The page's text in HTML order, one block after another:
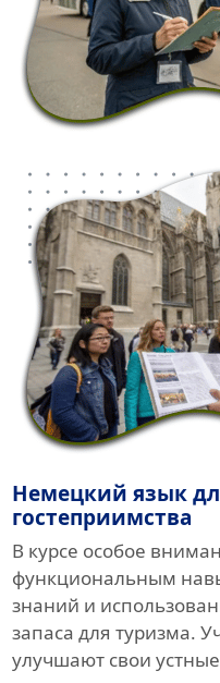
Немецкий язык
гостеприимства
В курсе особое
функциональным
знаний и
запаса для туризма.
улучшают свои